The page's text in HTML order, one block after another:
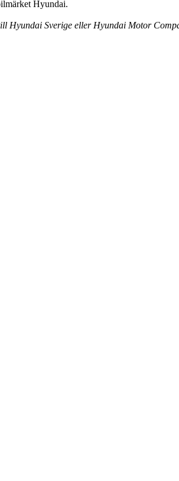
Hyundai.
Hyundai Sverige eller Hyundai Motor